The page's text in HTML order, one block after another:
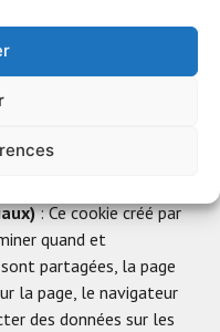
marketing, permettent
données sur les
en fonction des
: Ce cookie créé par
quand et
partagées, la page
la page, le navigateur
des données sur les